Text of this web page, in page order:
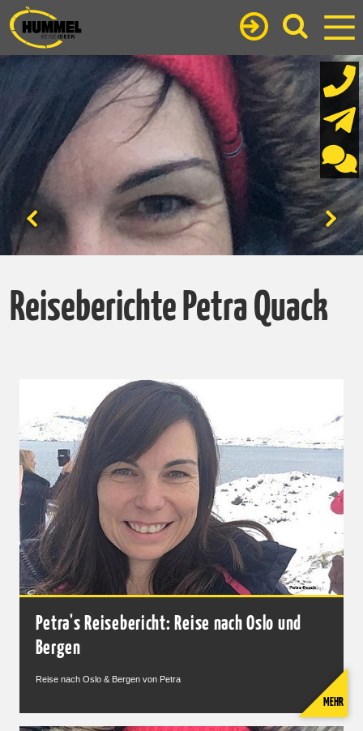
Reiseberichte Petra Quack
Petra's Reisebericht: Reise nach Oslo und
Bergen
Reise nach Oslo & Bergen von Petra
MEHR